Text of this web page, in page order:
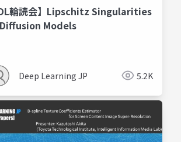
DL輪読会】Lipschitz Singularities
Models
Deep Learning JP 5.2K